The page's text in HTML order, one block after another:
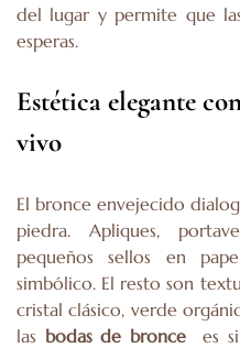
del lugar y permite que
esperas.
Estética elegante
vivo
El bronce envejecido
piedra. Apliques,
pequeños sellos en
simbólico. El resto son
cristal clásico, verde
las bodas de bronce es